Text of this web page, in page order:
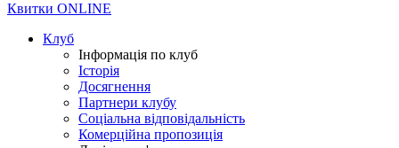
Квитки ONLINE
Клуб
Інформація по клуб
Історія
Досягнення
Партнери клубу
Соціальна відповідальність
Комерційна пропозиція